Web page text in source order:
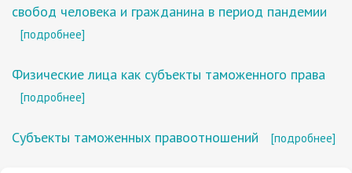
свобод человека и гражданина в период пандемии
[подробнее]
Физические лица как субъекты таможенного права
[подробнее]
Субъекты таможенных правоотношений [подробнее]